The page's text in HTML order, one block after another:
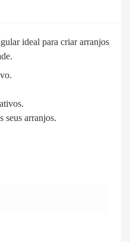
ideal para criar arranjos
seus arranjos.